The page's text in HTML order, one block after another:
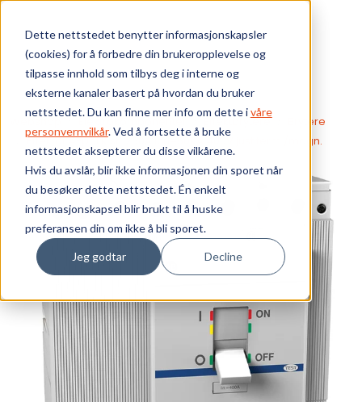
Dette nettstedet benytter informasjonskapsler
(cookies) for å forbedre din brukeropplevelse og
tilpasse innhold som tilbys deg i interne og
eksterne kanaler basert på hvordan du bruker
nettstedet. Du kan finne mer info om dette ivåre
personvernvilkår. Ved å fortsette å bruke
nettstedet aksepterer du disse vilkårene.
Hvis du avslår, blir ikke informasjonen din sporet når
du besøker dette nettstedet. Én enkelt
informasjonskapsel blir brukt til å huske
preferansen din om ikke å bli sporet.
Jeg godtar Decline
Skip to main content
Webshop Elektrokomponenter Effektbrytere
Brytere
Effektbr.4-pol K str.250A Icu=50KA 400V just.term./magn.
Bærekraft
Vi tilbyr
Ressurser
Om oss